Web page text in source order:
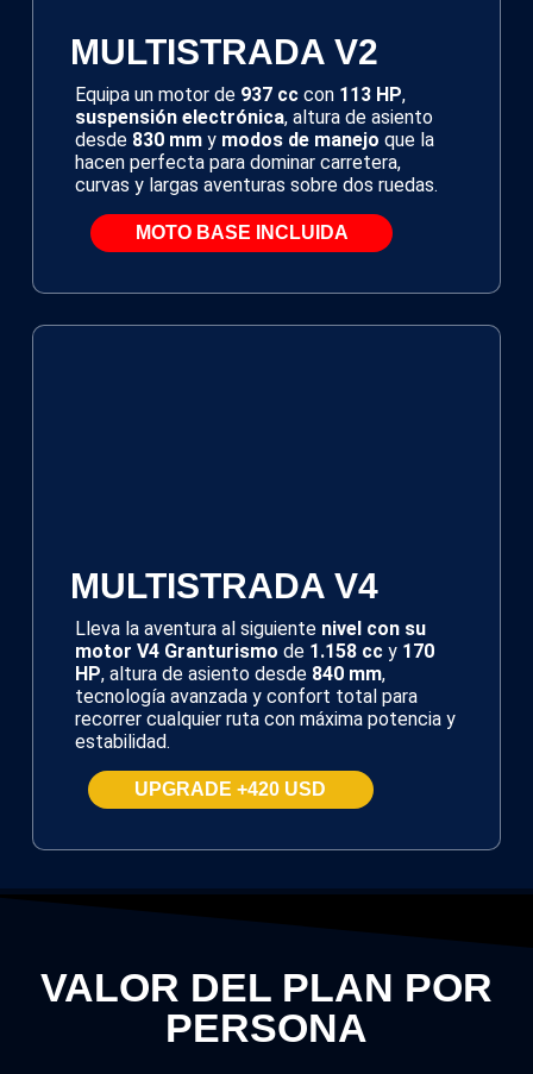
MULTISTRADA V2
Equipa un motor de 937 cc con 113 HP,
suspensión electrónica, altura de asiento
desde 830 mm y modos de manejo que la
hacen perfecta para dominar carretera,
curvas y largas aventuras sobre dos ruedas.
MOTO BASE INCLUIDA
MULTISTRADA V4
Lleva la aventura al siguiente nivel con su
motor V4 Granturismo de 1.158 cc y 170
HP, altura de asiento desde 840 mm,
tecnología avanzada y confort total para
recorrer cualquier ruta con máxima potencia y
estabilidad.
UPGRADE +420 USD
VALOR DEL PLAN POR
PERSONA